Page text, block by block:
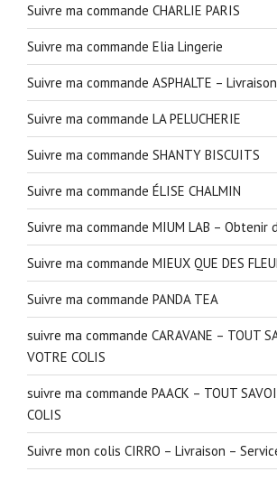
Suivre ma commande CHARLIE PARIS
Suivre ma commande Elia Lingerie
Suivre ma commande ASPHALTE –
Suivre ma commande LA PELUCHERIE
Suivre ma commande SHANTY BISCUITS
Suivre ma commande ÉLISE CHALMIN
Suivre ma commande MIUM LAB – Obtenir
Suivre ma commande MIEUX QUE DES
Suivre ma commande PANDA TEA
suivre ma commande CARAVANE – TOUT
VOTRE COLIS
suivre ma commande PAACK – TOUT
COLIS
Suivre mon colis CIRRO – Livraison –